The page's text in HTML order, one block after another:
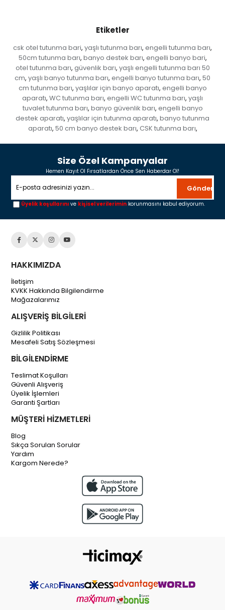
Etiketler
csk otel tutunma bari, yaşlı tutunma barı, engelli tutunma barı,
50cm tutunma barı, banyo destek barı, engelli banyo bari,
otel tutunma barı, güvenlik barı, yaşlı engelli tutunma barı 50
cm, yaşlı banyo tutunma barı, engelli banyo tutunma barı, 50
cm tutunma barı, yaşlılar için banyo aparatı, engelli banyo
aparatı, WC tutunma barı, engelli WC tutunma barı, yaşlı
tuvalet tutunma barı, banyo güvenlik barı, engelli banyo
destek aparatı, yaşlılar için tutunma aparatı, banyo tutunma
aparatı, 50 cm banyo destek barı, CSK tutunma barı,
Size Özel Kampanyalar
Hemen Kayıt Ol Fırsatlardan Önce Sen Haberdar Ol!
Gönder
Üyelik koşullarını ve kişisel verilerimin korunmasını kabul ediyorum.
HAKKIMIZDA
İletişim
KVKK Hakkında Bilgilendirme
Mağazalarımız
ALIŞVERİŞ BİLGİLERİ
Gizlilik Politikası
Mesafeli Satış Sözleşmesi
BİLGİLENDİRME
Teslimat Koşulları
Güvenli Alışveriş
Üyelik İşlemleri
Garanti Şartları
MÜŞTERİ HİZMETLERİ
Blog
Sıkça Sorulan Sorular
Yardım
Kargom Nerede?